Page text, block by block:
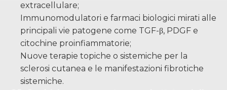
extracellulare;
Immunomodulatori e farmaci biologici mirati alle
principali vie patogene come TGF-β, PDGF e
citochine proinfiammatorie;
Nuove terapie topiche o sistemiche per la
sclerosi cutanea e le manifestazioni fibrotiche
sistemiche.